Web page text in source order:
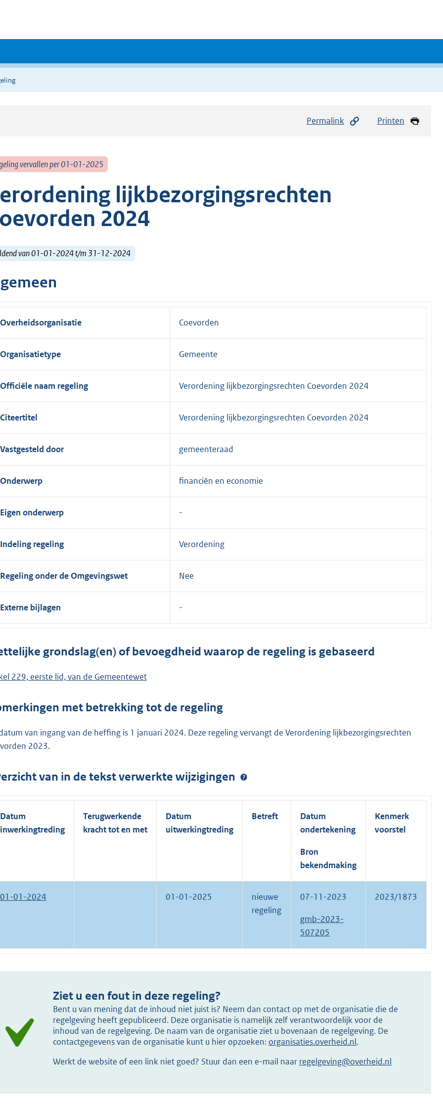
Permalink Printen
vervallen per 01-01-2025
lijkbezorgingsrechten
2024
van 01-01-2024 t/m 31-12-2024
Overheidsorganisatie Coevorden
Organisatietype Gemeente
Officiële naam regeling Verordening lijkbezorgingsrechten Coevorden 2024
Citeertitel Verordening lijkbezorgingsrechten Coevorden 2024
Vastgesteld door gemeenteraad
Onderwerp financiën en economie
Eigen onderwerp
Indeling regeling Verordening
Regeling onder de Omgevingswet Nee
Externe bijlagen
grondslag(en) of bevoegdheid waarop de regeling is gebaseerd
229, eerste lid, van de Gemeentewet
met betrekking tot de regeling
van ingang van de heffing is 1 januari 2024. Deze regeling vervangt de Verordening lijkbezorgingsrechten
2023.
van in de tekst verwerkte wijzigingen
Datum
inwerkingtreding
Terugwerkende
kracht tot en met
Datum
uitwerkingtreding
Betreft
Datum
ondertekening
Bron
bekendmaking
Kenmerk
voorstel
01-01-2024 01-01-2025
nieuwe
regeling
07-11-2023
gmb-2023-
507205
2023/1873
Ziet u een fout in deze regeling?
Bent u van mening dat de inhoud niet juist is? Neem dan contact op met de organisatie die de
regelgeving heeft gepubliceerd. Deze organisatie is namelijk zelf verantwoordelijk voor de
inhoud van de regelgeving. De naam van de organisatie ziet u bovenaan de regelgeving. De
contactgegevens van de organisatie kunt u hier opzoeken: organisaties.overheid.nl.
Werkt de website of een link niet goed? Stuur dan een e-mail naar regelgeving@overheid.nl